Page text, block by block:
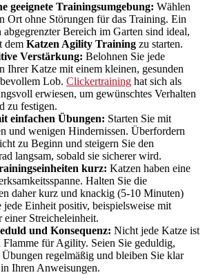
geeignete Trainingsumgebung: Wählen
Ort ohne Störungen für das Training. Ein
Bereich im Garten sind ideal,
dem Katzen Agility Training zu starten.
Verstärkung: Belohnen Sie jede
Ihrer Katze mit einem kleinen, gesunden
Lob. Clickertraining hat sich als
erwiesen, um gewünschtes Verhalten
zu festigen.
einfachen Übungen: Starten Sie mit
und wenigen Hindernissen. Überfordern
zu Beginn und steigern Sie den
langsam, sobald sie sicherer wird.
kurz: Katzen haben eine
Halten Sie die
daher kurz und knackig (5-10 Minuten)
jede Einheit positiv, beispielsweise mit
einer Streicheleinheit.
und Konsequenz: Nicht jede Katze ist
Flamme für Agility. Seien Sie geduldig,
regelmäßig und bleiben Sie klar
Ihren Anweisungen.